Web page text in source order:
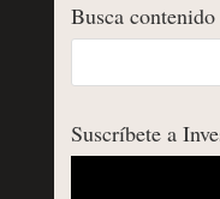
Busca contenido
Suscríbete a